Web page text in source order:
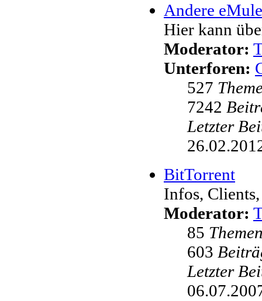
Andere
Hier kann
Moderator:
Unterforen:
527
7242
Letzter
BitTorrent
Infos,
Moderator:
85
603
Letzter